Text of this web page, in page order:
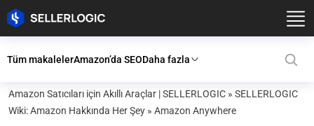
Tüm makalelerAmazon’da SEODaha fazla
Amazon Satıcıları için Akıllı Araçlar | SELLERLOGIC » SELLERLOGIC
Wiki: Amazon Hakkında Her Şey » Amazon Anywhere